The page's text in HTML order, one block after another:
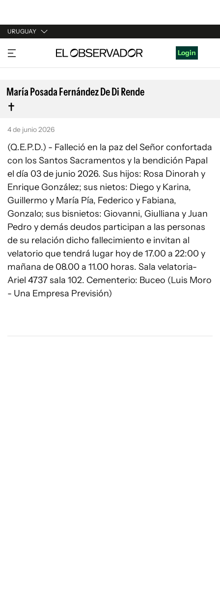
URUGUAY
URUGUAY
ARGENTINA
ESPAÑA
ESTADOS UNIDOS
Login
María Posada Fernández De Di Rende
4 de junio 2026
(Q.E.P.D.) - Falleció en la paz del Señor confortada
con los Santos Sacramentos y la bendición Papal
el día 03 de junio 2026. Sus hijos: Rosa Dinorah y
Enrique González; sus nietos: Diego y Karina,
Guillermo y María Pía, Federico y Fabiana,
Gonzalo; sus bisnietos: Giovanni, Giulliana y Juan
Pedro y demás deudos participan a las personas
de su relación dicho fallecimiento e invitan al
velatorio que tendrá lugar hoy de 17.00 a 22:00 y
mañana de 08.00 a 11.00 horas. Sala velatoria-
Ariel 4737 sala 102. Cementerio: Buceo (Luis Moro
- Una Empresa Previsión)